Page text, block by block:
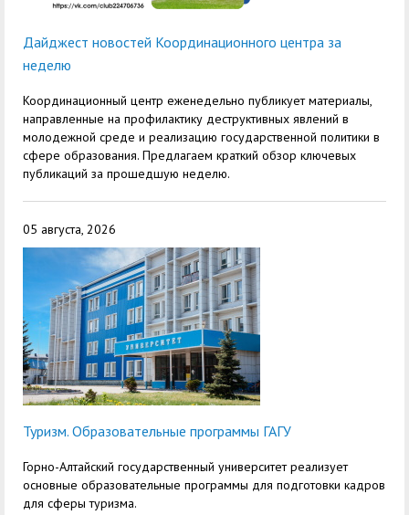
Дайджест новостей Координационного центра за
неделю
Координационный центр еженедельно публикует материалы,
направленные на профилактику деструктивных явлений в
молодежной среде и реализацию государственной политики в
сфере образования. Предлагаем краткий обзор ключевых
публикаций за прошедшую неделю.
05 августа, 2026
Туризм. Образовательные программы ГАГУ
Горно-Алтайский государственный университет реализует
основные образовательные программы для подготовки кадров
для сферы туризма.